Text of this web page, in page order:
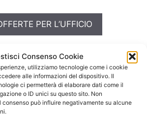
Consenso Cookie
utilizziamo tecnologie come i cookie
alle informazioni del dispositivo. Il
ci permetterà di elaborare dati come il
o ID unici su questo sito. Non
può influire negativamente su alcune
PER L’UFFICIO